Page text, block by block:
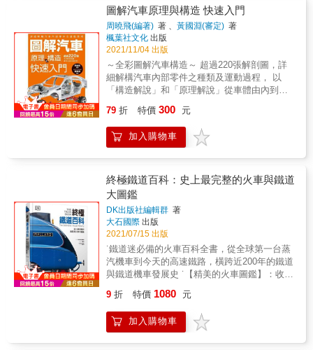
紹，還有其發展背景及歷史，並加入電動車及
混和動力車原理。搭配作者自製的示意圖，讓
您全面認識汽車結構及運作原理，學習汽車零
件組裝技巧。
圖解汽車原理與構造 快速入門
周曉飛(編著) 著 、黃國淵(審定) 著
楓葉社文化 出版
2021/11/04 出版
～全彩圖解汽車構造～ 超過220張解剖圖，詳
細解構汽車內部零件之種類及運動過程， 以
「構造解說」和「原理解說」從車體由內到外
的結構與原理， 全書主要內容由四部分組成，
．第一部分主要介紹汽車的歷史、組成及性
能； ．第二部分描述汽車引擎類型、組成及運
動裝置； ．第四部分介紹汽車懸吊系統，車身
如何懸吊以及車輪如何運作 ； 除傳統汽車結構
外，還增加了許多汽車新結構和新技術等， 如
電動汽車概況及新型電子輔助煞車系統等內
容。 「構造解說」詳盡說明汽車零件之細部，
「原理解說」則進一步說明其運作原理， 讓讀
者全方位由靜至動熟悉汽車如何行運。 可作為
掌握汽車技術的自學讀本， 即使無任何基礎也
同樣適用。 本書內容系統全面，插圖精美、內
文簡潔易懂， 可作為學習汽車技術的參考書、
員、汽車維修人員以及汽車愛好者使用。 本書
特色 ◎以彩色的零件解剖圖及解釋傳動運作的
原理圖，詳細介紹汽車組成及運行原理。 ◎按
79 折 特價 300 元
加入購物車
終極鐵道百科：史上最完整的火車與鐵道
大圖鑑
DK出版社編輯群 著
大石國際 出版
2021/07/15 出版
˙鐵道迷必備的火車百科全書，從全球第一台蒸
汽機車到今天的高速鐵路，橫跨近200年的鐵道
與鐵道機車發展史 ˙【精美的火車圖鑑】：收錄
號設計、構造解析、服役時間、時速馬力 ˙【經
典的火車鐵道】：野鴨號、火箭號、皇宮列
車、東方快車、西伯利亞鐵路、歐洲之星等精
9 折 特價 1080 元
加入購物車